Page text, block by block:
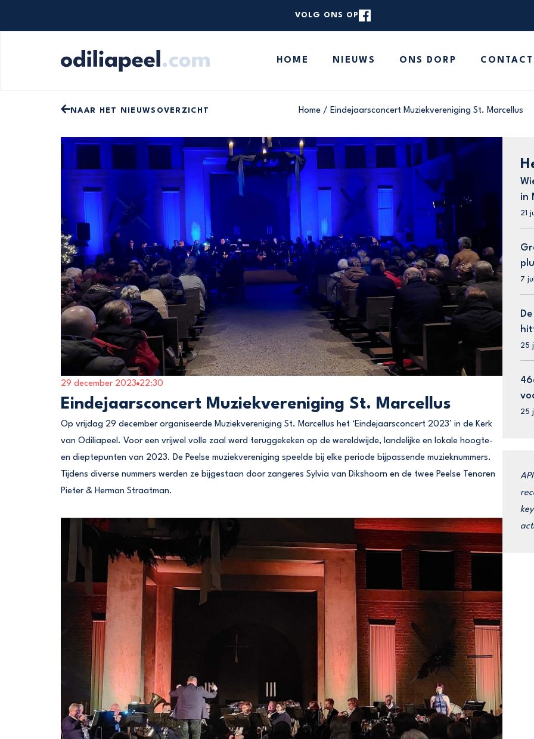
VOLG ONS OP
HOME NIEUWS ONS DORP CONTACT
NAAR HET NIEUWSOVERZICHT Home / Eindejaarsconcert Muziekvereniging St. Marcellus
29 december 2023 22:30
Eindejaarsconcert Muziekvereniging St. Marcellus
Op vrijdag 29 december organiseerde Muziekvereniging St. Marcellus het ‘Eindejaarsconcert 2023’ in de Kerk
van Odiliapeel. Voor een vrijwel volle zaal werd teruggekeken op de wereldwijde, landelijke en lokale hoogte-
en dieptepunten van 2023. De Peelse muziekvereniging speelde bij elke periode bijpassende muzieknummers.
Tijdens diverse nummers werden ze bijgestaan door zangeres Sylvia van Dikshoorn en de twee Peelse Tenoren
Pieter & Herman Straatman.
in
21
7
25
25
ONS DORP
MELD JE NIEUWS
Op zoek naar iets specifieks? Gebruik onderstaande zoekbalk om de website te doorzoeken.